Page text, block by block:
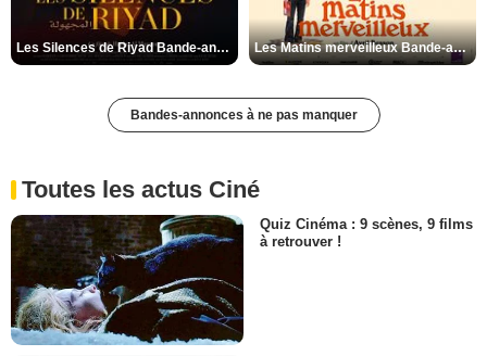
Les Silences de Riyad Bande-annonce VO STFR Les Matins merveilleux Bande-annonce VF
Bandes-annonces à ne pas manquer
Toutes les actus Ciné
Quiz Cinéma : 9 scènes, 9 films
à retrouver !